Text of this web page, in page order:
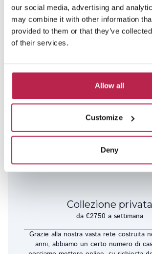
our social media, advertising and
may combine it with other information
provided to them or that they’ve
of their services.
Allow all
Customize
Deny
8
4
3
10% sconto da 19 set – 18 ott 2026
2.950,00 € / 6.000,00 € a settimana
Collezione privata
da €2750 a settimana
Grazie alla nostra vasta rete costruita
anni, abbiamo un certo numero di